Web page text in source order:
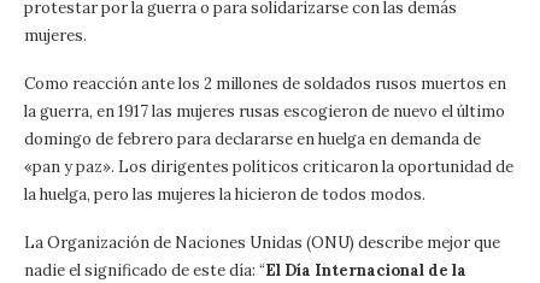
protestar por la guerra o para solidarizarse con las demás
mujeres.
Como reacción ante los 2 millones de soldados rusos muertos en
la guerra, en 1917 las mujeres rusas escogieron de nuevo el último
domingo de febrero para declararse en huelga en demanda de
«pan y paz». Los dirigentes políticos criticaron la oportunidad de
la huelga, pero las mujeres la hicieron de todos modos.
La Organización de Naciones Unidas (ONU) describe mejor que
nadie el significado de este día: “El Día Internacional de la